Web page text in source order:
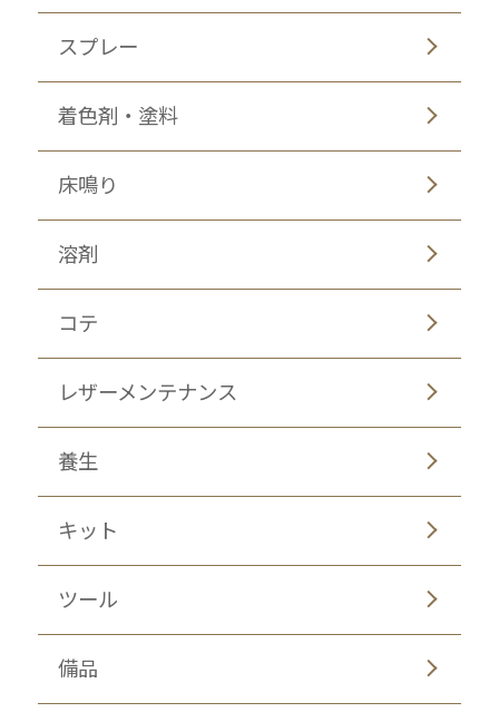
スプレー
着色剤・塗料
床鳴り
溶剤
コテ
レザーメンテナンス
養生
キット
ツール
備品